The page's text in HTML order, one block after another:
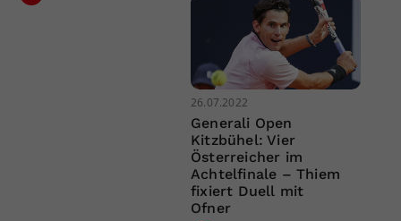
26.07.2022
Generali Open
Kitzbühel: Vier
Österreicher im
Achtelfinale – Thiem
fixiert Duell mit
Ofner